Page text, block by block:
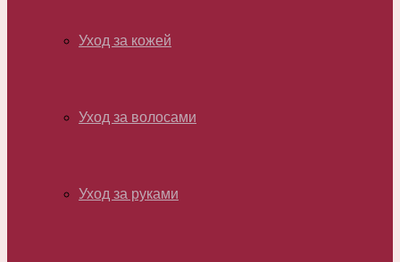
Уход за кожей
Уход за волосами
Уход за руками